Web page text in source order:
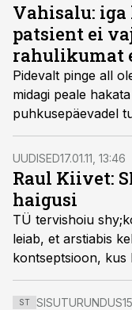
Vahisalu:
patsient ei
rahulikumat
Pidevalt pinge all olev süda
midagi peale
puhkusepäevadel
vahelööke, räägib Ida-Tallinna
Rein Vahisalu
UUDISED17.01.11, 13:46
Raul Kiivet:
haigusi
TÜ tervishoiu
leiab, et arstiabis
kontseptsioon, kus kodanik tuli
tema toimetulek
ST SISUTURUNDUS